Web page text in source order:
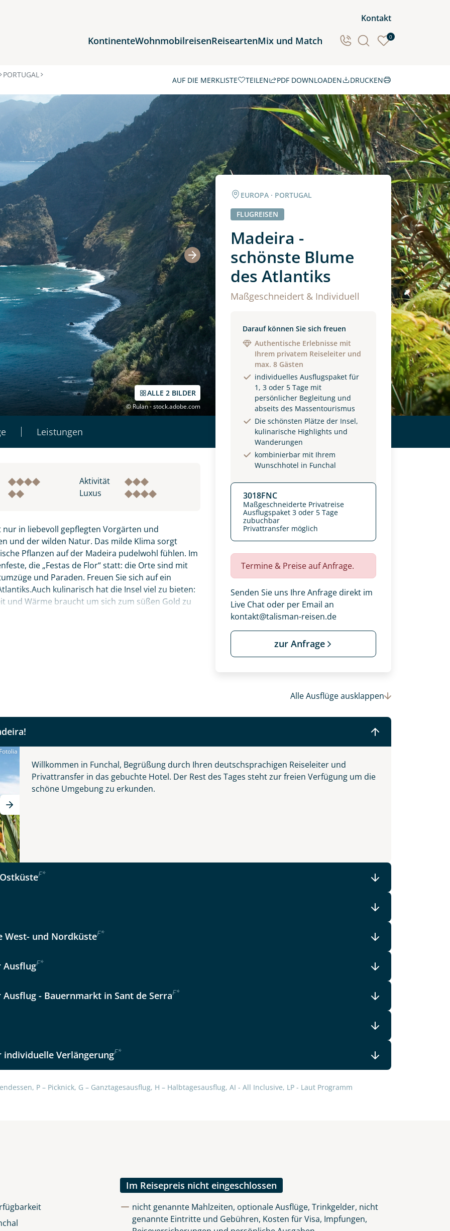
Kontakt
KontinenteWohnmobilreisenReiseartenMix und Match 0
Reiseziele
Afrika
Asien
Europa
Nordamerika
Ozeanien
Südamerika
PORTUGAL
AUF DIE MERKLISTE TEILEN
schönste Blume des Atlantiks
PDF DOWNLOADEN DRUCKEN
ALLE 2 BILDER
© Rulan - stock.adobe.com
Leistungen
EUROPA · PORTUGAL
FLUGREISEN
Madeira -
schönste Blume
des Atlantiks
Maßgeschneidert & Individuell
Darauf können Sie sich freuen
Authentische Erlebnisse mit
Ihrem privatem Reiseleiter und
max. 8 Gästen
individuelles Ausflugspaket für
1, 3 oder 5 Tage mit
persönlicher Begleitung und
abseits des Massentourismus
Die schönsten Plätze der Insel,
kulinarische Highlights und
Wanderungen
kombinierbar mit Ihrem
Wunschhotel in Funchal
3018FNC
Maßgeschneiderte Privatreise
Ausflugspaket 3 oder 5 Tage
zubuchbar
Privattransfer möglich
Termine & Preise auf Anfrage.
Senden Sie uns Ihre Anfrage direkt im
Live Chat oder per Email an
kontakt@talisman-reisen.de
zur Anfrage
Aktivität
Luxus
in liebevoll gepflegten Vorgärten und
und der wilden Natur. Das milde Klima sorgt
Pflanzen auf der Madeira pudelwohl fühlen. Im
die „Festas de Flor“ statt: die Orte sind mit
und Paraden. Freuen Sie sich auf ein
kulinarisch hat die Insel viel zu bieten:
und Wärme braucht um sich zum süßen Gold zu
Degenfisch, den Sie bitte zunächst probieren,
Alle Ausflügeausklappen
Willkommen in Funchal, Begrüßung durch Ihren deutschsprachigen Reiseleiter und
Privattransfer in das gebuchte Hotel. Der Rest des Tages steht zur freien Verfügung um die
schöne Umgebung zu erkunden.
F*
West- und NordküsteF*
AusflugF*
- Bauernmarkt in Sant de SerraF*
individuelle VerlängerungF*
P – Picknick, G – Ganztagesausflug, H – Halbtagesausflug, AI - All Inclusive, LP - Laut Programm
Im Reisepreis nicht eingeschlossen
nicht genannte Mahlzeiten, optionale Ausflüge, Trinkgelder, nicht
genannte Eintritte und Gebühren, Kosten für Visa, Impfungen,
Ihr Urlaub - so individuell wie Sie. Teilen Sie uns Ihre Wunschtermine für die Reise
kontaktieren Sie, um alles Weitere zu besprechen. Gemeinsam gestalten wir Ihre